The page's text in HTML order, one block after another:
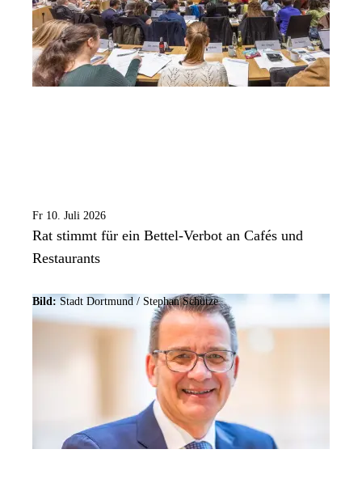
Fr 10. Juli 2026
Rat stimmt für ein Bettel-Verbot an Cafés und
Restaurants
Bild: Stadt Dortmund / Stephan Schütze